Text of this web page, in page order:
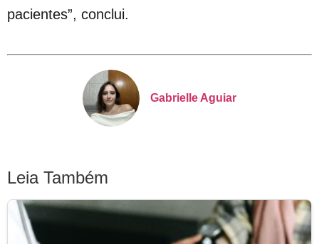
pacientes”, conclui.
Gabrielle Aguiar
Leia Também